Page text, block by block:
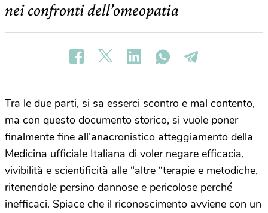
nei confronti dell’omeopatia
Tra le due parti, si sa esserci scontro e mal contento,
ma con questo documento storico, si vuole poner
finalmente fine all’anacronistico atteggiamento della
Medicina ufficiale Italiana di voler negare efficacia,
vivibilità e scientificità alle “altre “terapie e metodiche,
ritenendole persino dannose e pericolose perché
inefficaci. Spiace che il riconoscimento avviene con un